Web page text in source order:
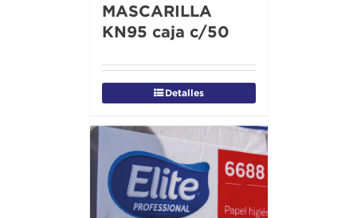
MASCARILLA
KN95 caja c/50
Detalles